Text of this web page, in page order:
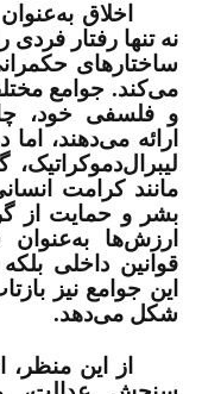
اخلاق
نه تنها رفتار
ساختارهای
می‌کند. جوامع
و فلسفی خود،
ارائه می‌دهند،
مانند کرامت
بشر و حمایت از
ارزش‌ها به‌عنوان
قوانین داخلی
این جوامع نیز
شکل می‌دهد.
از این